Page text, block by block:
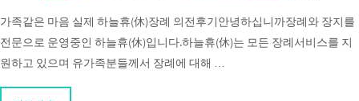
가족같은 마음 실제 하늘휴(休)장례 의전후기안녕하십니까장례와 장지를
전문으로 운영중인 하늘휴(休)입니다.하늘휴(休)는 모든 장례서비스를 지
원하고 있으며 유가족분들께서 장례에 대해 …